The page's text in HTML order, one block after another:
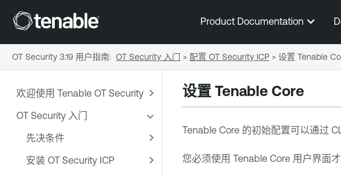
Product Documentation
欢迎使用 Tenable OT Security
OT Security 入门
先决条件
安装 OT Security ICP
设置 Tenable Core
Tenable Core的初始配置可以通过
您必须使用 Tenable Core用户界面才
OT Security 3.19 用户指南: OT Security 入门 > 配置 OT Security ICP > 设置 Tenable